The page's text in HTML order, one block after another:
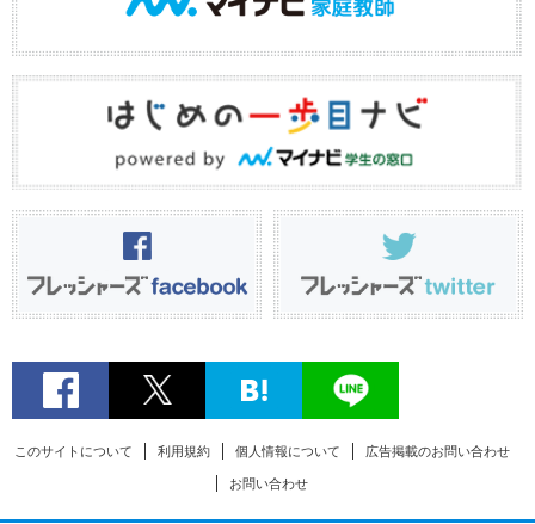
このサイトについて 利用規約 個人情報について 広告掲載のお問い合わせ
お問い合わせ